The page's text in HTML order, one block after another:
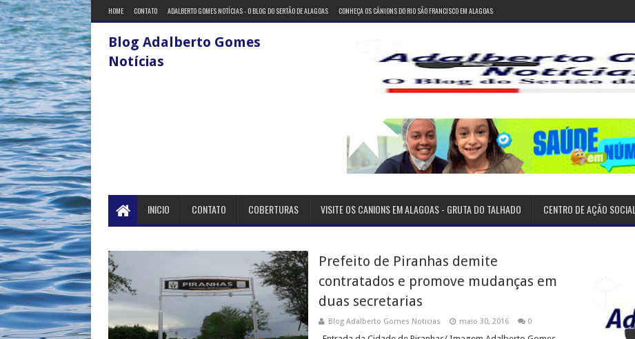
HOME CONTATO ADALBERTO GOMES NOTÍCIAS - O BLOG DO SERTÃO DE ALAGOAS CONHEÇA OS CÂNIONS DO RIO SÃO FRANCISCO EM ALAGOAS
Blog Adalberto Gomes
Notícias
INICIO CONTATO COBERTURAS VISITE OS CANIONS EM ALAGOAS - GRUTA DO TALHADO CENTRO DE AÇÃO SOCIAL
Prefeito de Piranhas demite
contratados e promove mudanças em
duas secretarias
Blog Adalberto Gomes Noticias maio 30, 2016 0